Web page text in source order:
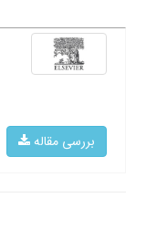
بررسی مقاله